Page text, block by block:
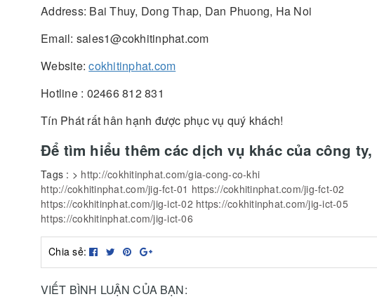
Address: Bai Thuy, Dong Thap, Dan Phuong, Ha Noi
Email: sales1@cokhitinphat.com
Website:cokhitinphat.com
Hotline : 02466 812 831
Tín Phát rất hân hạnh được phục vụ quý khách!
Để tìm hiểu thêm các dịch vụ khác của công
Tags : > http://cokhitinphat.com/gia-cong-co-khi
http://cokhitinphat.com/jig-fct-01 https://cokhitinphat.com/jig-fct-02
https://cokhitinphat.com/jig-ict-02 https://cokhitinphat.com/jig-ict-05
https://cokhitinphat.com/jig-ict-06
Chia sẻ:
VIẾT BÌNH LUẬN CỦA BẠN: